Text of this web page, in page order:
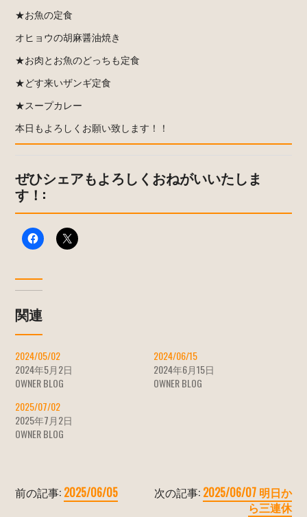
★お魚の定食
オヒョウの胡麻醤油焼き
★お肉とお魚のどっちも定食
★どす来いザンギ定食
★スープカレー
本日もよろしくお願い致します！！
ぜひシェアもよろしくおねがいいたしま
す！:
関連
2024/05/02
2024年5月2日
OWNER BLOG
2024/06/15
2024年6月15日
OWNER BLOG
2025/07/02
2025年7月2日
OWNER BLOG
前の記事: 2025/06/05 次の記事: 2025/06/07 明日か
ら三連休